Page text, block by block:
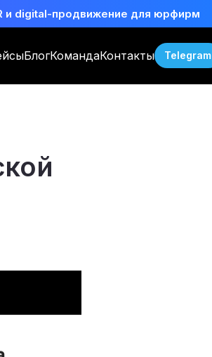
и digital-продвижение для юрфирм
БлогКомандаКонтакты Telegram